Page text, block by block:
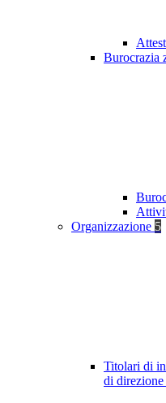
Burocrazia
Organizzazione 5
Titolari di
di